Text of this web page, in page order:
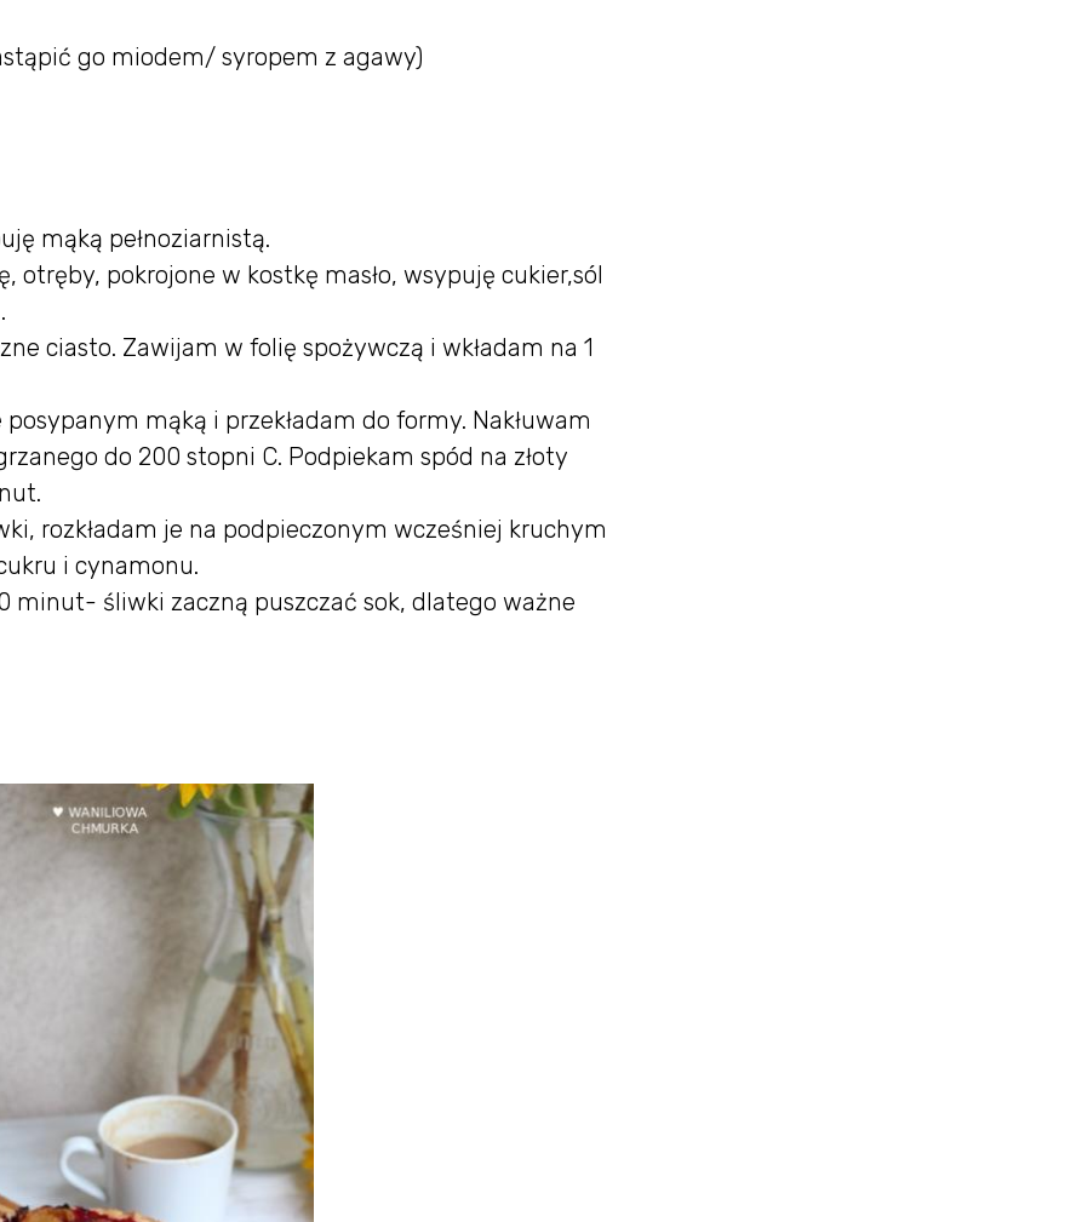
go miodem/ syropem z agawy)
mąką pełnoziarnistą.
otręby, pokrojone w kostkę masło, wsypuję cukier,sól
ciasto. Zawijam w folię spożywczą i wkładam na 1
mąką i przekładam do formy. Nakłuwam
do 200 stopni C. Podpiekam spód na złoty
rozkładam je na podpieczonym wcześniej kruchym
i cynamonu.
minut- śliwki zaczną puszczać sok, dlatego ważne